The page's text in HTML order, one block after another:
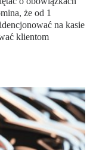
że od 1
na kasie
klientom